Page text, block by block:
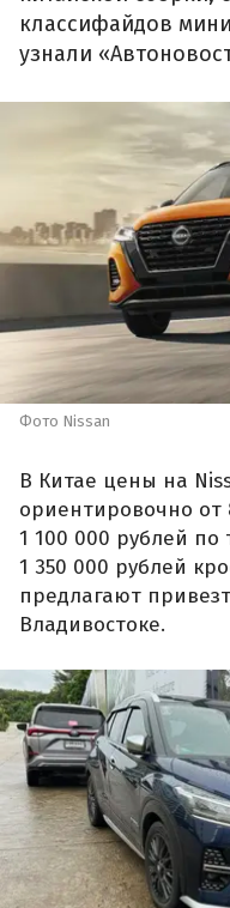
классифайдов
узнали
Фото Nissan
В Китае цены на
ориентировочно
1 100 000 рублей по
1 350 000 рублей
предлагают
Владивостоке.